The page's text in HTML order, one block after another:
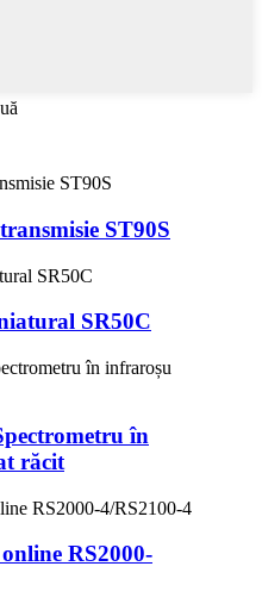
ST90S
SR50C
în
răcit
RS2000-